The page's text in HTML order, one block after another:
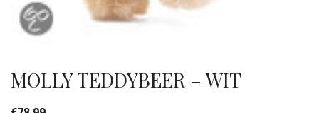
MOLLY TEDDYBEER – WIT